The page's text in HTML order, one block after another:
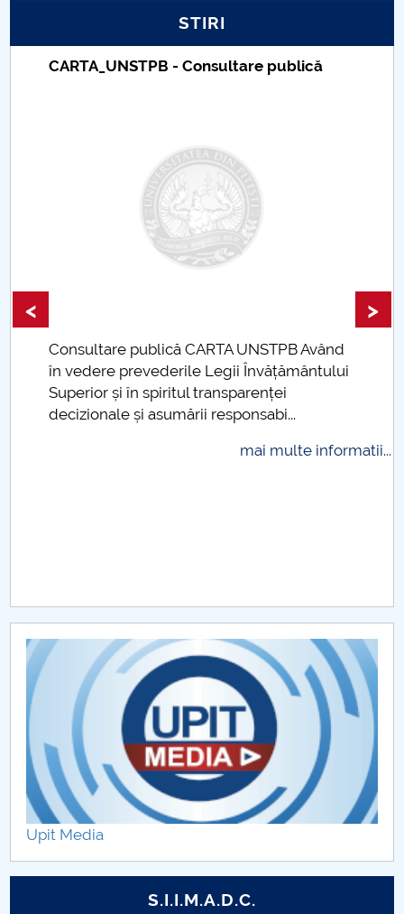
Proiect SU-ETIC
UNIVERSITATE pentru comunitate
IOSUD/CSUD-Doctorate
Comisie de etica unversitară
Evenimente CUP
Accesibilitate pentru studenții cu dizabilități
Raportul Conducerii Centrului Universitar Pitești
privind implementarea Planului Operațional 2020-
CAR2026
MENIU CANTINA
Admitere 2025 Scoala Doctorala
Admitere 2022 Scoala Doctorala
Admitere 2023 Scoala Doctorala
Admitere 2024 Scoala Doctorala
STIRI
CARTA_UNSTPB - Consultare publică
Consultare publică CARTA UNSTPB Având
în vedere prevederile Legii Învățământului
Superior și în spiritul transparenței
decizionale și asumării responsabi...
mai multe informatii...
< >
Upit Media
S.I.I.M.A.D.C.